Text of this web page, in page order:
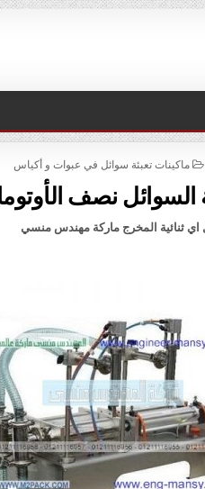
POSTED
ماكينات تعبئة سوائل في عبوات و أكياس
السوائل نصف
اي ثنائية المخرج ماركة مهندس منسي